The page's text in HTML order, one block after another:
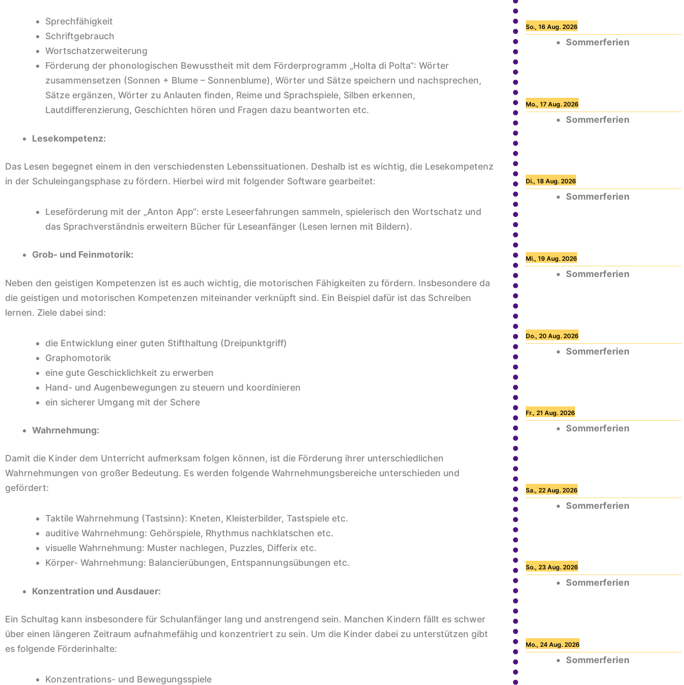
Sprechfähigkeit
Schriftgebrauch
Wortschatzerweiterung
Förderung der phonologischen Bewusstheit mit dem Förderprogramm „Holta di Polta“: Wörter
zusammensetzen (Sonnen + Blume – Sonnenblume), Wörter und Sätze speichern und nachsprechen,
Sätze ergänzen, Wörter zu Anlauten finden, Reime und Sprachspiele, Silben erkennen,
Lautdifferenzierung, Geschichten hören und Fragen dazu beantworten etc.
Lesekompetenz:
Das Lesen begegnet einem in den verschiedensten Lebenssituationen. Deshalb ist es wichtig, die Lesekompetenz
in der Schuleingangsphase zu fördern. Hierbei wird mit folgender Software gearbeitet:
Leseförderung mit der „Anton App“: erste Leseerfahrungen sammeln, spielerisch den Wortschatz und
das Sprachverständnis erweitern Bücher für Leseanfänger (Lesen lernen mit Bildern).
Grob- und Feinmotorik:
Neben den geistigen Kompetenzen ist es auch wichtig, die motorischen Fähigkeiten zu fördern. Insbesondere da
die geistigen und motorischen Kompetenzen miteinander verknüpft sind. Ein Beispiel dafür ist das Schreiben
lernen. Ziele dabei sind:
die Entwicklung einer guten Stifthaltung (Dreipunktgriff)
Graphomotorik
eine gute Geschicklichkeit zu erwerben
Hand- und Augenbewegungen zu steuern und koordinieren
ein sicherer Umgang mit der Schere
Wahrnehmung:
Damit die Kinder dem Unterricht aufmerksam folgen können, ist die Förderung ihrer unterschiedlichen
Wahrnehmungen von großer Bedeutung. Es werden folgende Wahrnehmungsbereiche unterschieden und
gefördert:
Taktile Wahrnehmung (Tastsinn): Kneten, Kleisterbilder, Tastspiele etc.
auditive Wahrnehmung: Gehörspiele, Rhythmus nachklatschen etc.
visuelle Wahrnehmung: Muster nachlegen, Puzzles, Differix etc.
Körper- Wahrnehmung: Balancierübungen, Entspannungsübungen etc.
Konzentration und Ausdauer:
Ein Schultag kann insbesondere für Schulanfänger lang und anstrengend sein. Manchen Kindern fällt es schwer
über einen längeren Zeitraum aufnahmefähig und konzentriert zu sein. Um die Kinder dabei zu unterstützen gibt
es folgende Förderinhalte:
Konzentrations- und Bewegungsspiele
So., 16 Aug. 2026
Sommerferien
Mo., 17 Aug. 2026
Sommerferien
Di., 18 Aug. 2026
Sommerferien
Mi., 19 Aug. 2026
Sommerferien
Do., 20 Aug. 2026
Sommerferien
Fr., 21 Aug. 2026
Sommerferien
Sa., 22 Aug. 2026
Sommerferien
So., 23 Aug. 2026
Sommerferien
Mo., 24 Aug. 2026
Sommerferien